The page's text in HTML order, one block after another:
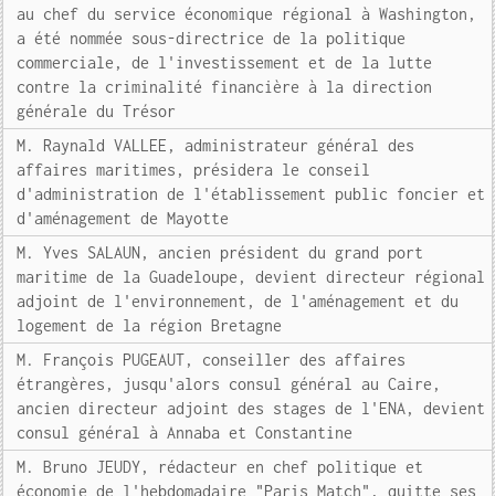
au chef du service économique régional à Washington,
a été nommée sous-directrice de la politique
commerciale, de l'investissement et de la lutte
contre la criminalité financière à la direction
générale du Trésor
M. Raynald VALLEE, administrateur général des
affaires maritimes, présidera le conseil
d'administration de l'établissement public foncier et
d'aménagement de Mayotte
M. Yves SALAUN, ancien président du grand port
maritime de la Guadeloupe, devient directeur régional
adjoint de l'environnement, de l'aménagement et du
logement de la région Bretagne
M. François PUGEAUT, conseiller des affaires
étrangères, jusqu'alors consul général au Caire,
ancien directeur adjoint des stages de l'ENA, devient
consul général à Annaba et Constantine
M. Bruno JEUDY, rédacteur en chef politique et
économie de l'hebdomadaire "Paris Match", quitte ses